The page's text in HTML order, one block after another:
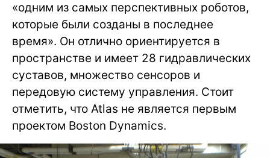
«одним из самых перспективных роботов,
которые были созданы в последнее
время». Он отлично ориентируется в
пространстве и имеет 28 гидравлических
суставов, множество сенсоров и
передовую систему управления. Стоит
отметить, что Atlas не является первым
проектом Boston Dynamics.